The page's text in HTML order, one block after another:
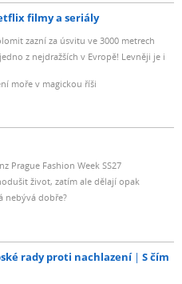
filmy a seriály
zazní za úsvitu ve 3000 metrech
z nejdražších v Evropě! Levněji je i
moře v magickou říši
Prague Fashion Week SS27
život, zatím ale dělají opak
nebývá dobře?
rady proti nachlazení
S čím